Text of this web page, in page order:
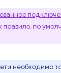
по
необходимо